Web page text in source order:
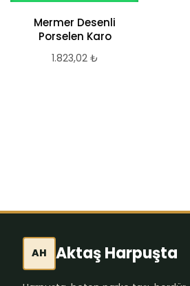
Mermer Desenli
Porselen Karo
1.823,02 ₺
AH Aktaş Harpuşta